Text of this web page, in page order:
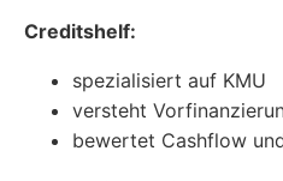
Creditshelf:
spezialisiert auf KMU
versteht
bewertet Cashflow